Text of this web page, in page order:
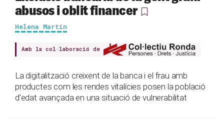
abusos i oblit financer
Helena Martín
Amb la col·laboració de
La digitalització creixent de la banca i el frau amb
productes com les rendes vitalícies posen la població
d’edat avançada en una situació de vulnerabilitat